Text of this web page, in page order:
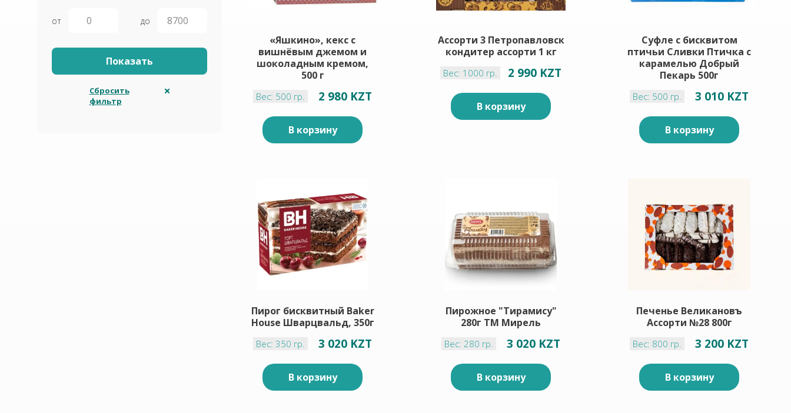
от до
Сбросить
фильтр
«Яшкино», кекс с
вишнёвым джемом и
шоколадным кремом,
500 г
Вес: 500 гр. 2 980 KZT
В корзину
Ассорти 3 Петропавловск
кондитер ассорти 1 кг
Вес: 1000 гр. 2 990 KZT
В корзину
Суфле с бисквитом
птичьи Сливки Птичка с
карамелью Добрый
Пекарь 500г
Вес: 500 гр. 3 010 KZT
В корзину
Пирог бисквитный Baker
House Шварцвальд, 350г
Вес: 350 гр. 3 020 KZT
В корзину
Пирожное "Тирамису"
280г ТМ Мирель
Вес: 280 гр. 3 020 KZT
В корзину
Печенье Великановъ
Ассорти №28 800г
Вес: 800 гр. 3 200 KZT
В корзину